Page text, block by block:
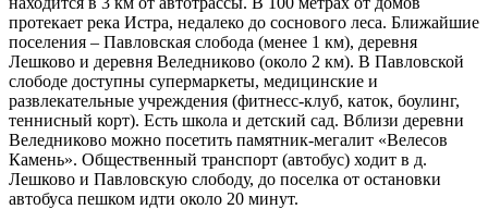
протекает река Истра, недалеко до соснового леса. Ближайшие
поселения – Павловская слобода (менее 1 км), деревня
Лешково и деревня Веледниково (около 2 км). В Павловской
слободе доступны супермаркеты, медицинские и
развлекательные учреждения (фитнесс-клуб, каток, боулинг,
теннисный корт). Есть школа и детский сад. Вблизи деревни
Веледниково можно посетить памятник-мегалит «Велесов
Камень». Общественный транспорт (автобус) ходит в д.
Лешково и Павловскую слободу, до поселка от остановки
автобуса пешком идти около 20 минут.